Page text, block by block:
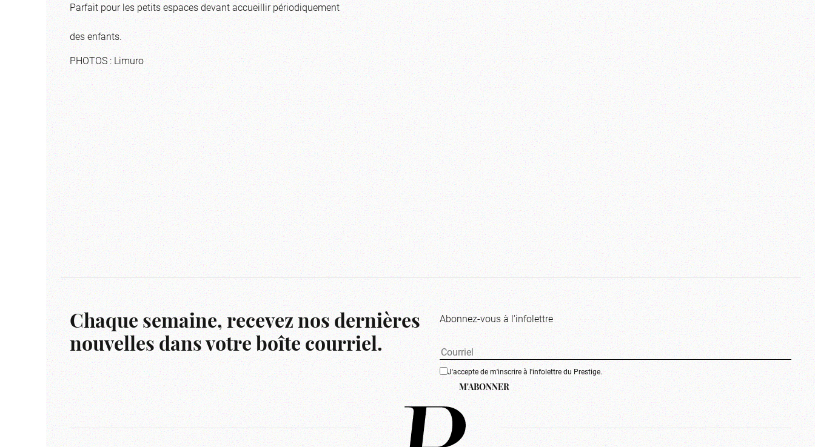
Parfait pour les petits espaces devant accueillir périodiquement
des enfants.
PHOTOS : Limuro
Chaque semaine, recevez nos dernières
nouvelles dans votre boîte courriel.
Abonnez-vous à l'infolettre
J'accepte de m'inscrire à l'infolettre du Prestige.
M'ABONNER